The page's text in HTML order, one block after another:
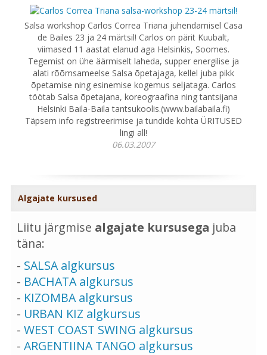
Salsa workshop Carlos Correa Triana juhendamisel Casa
de Bailes 23 ja 24 märtsil! Carlos on pärit Kuubalt,
viimased 11 aastat elanud aga Helsinkis, Soomes.
Tegemist on ühe äärmiselt laheda, supper energilise ja
alati rõõmsameelse Salsa õpetajaga, kellel juba pikk
õpetamise ning esinemise kogemus seljataga. Carlos
töötab Salsa õpetajana, koreograafina ning tantsijana
Helsinki Baila-Baila tantsukoolis.(www.bailabaila.fi)
Täpsem info registreerimise ja tundide kohta ÜRITUSED
lingi all!
06.03.2007
Algajate kursused
Liitu järgmise algajate kursusega juba
täna:
- SALSA algkursus
- BACHATA algkursus
- KIZOMBA algkursus
- URBAN KIZ algkursus
- WEST COAST SWING algkursus
- ARGENTIINA TANGO algkursus